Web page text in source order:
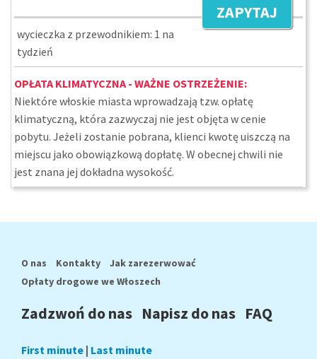
ZAPYTAJ
wycieczka z przewodnikiem: 1 na
tydzień
OPŁATA KLIMATYCZNA - WAŻNE OSTRZEŻENIE:
Niektóre włoskie miasta wprowadzają tzw. opłatę
klimatyczną, która zazwyczaj nie jest objęta w cenie
pobytu. Jeżeli zostanie pobrana, klienci kwotę uiszczą na
miejscu jako obowiązkową dopłatę. W obecnej chwili nie
jest znana jej dokładna wysokość.
O nas Kontakty
Jak zarezerwować
Opłaty drogowe we Włoszech
Zadzwoń do nas Napisz do nas FAQ
First minute | Last minute